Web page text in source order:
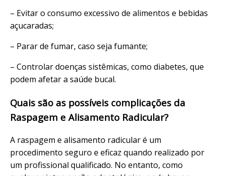
– Evitar o consumo excessivo de alimentos e bebidas
açucaradas;
– Parar de fumar, caso seja fumante;
– Controlar doenças sistêmicas, como diabetes, que
podem afetar a saúde bucal.
Quais são as possíveis complicações da
Raspagem e Alisamento Radicular?
A raspagem e alisamento radicular é um
procedimento seguro e eficaz quando realizado por
um profissional qualificado. No entanto, como